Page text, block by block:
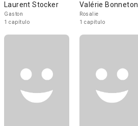
Laurent Stocker
Gaston
1 capítulo
Valérie Bonneton
Rosalie
1 capítulo